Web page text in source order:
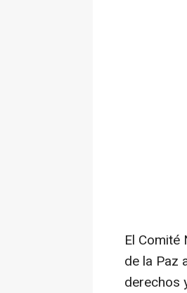
El
de la Paz
derechos